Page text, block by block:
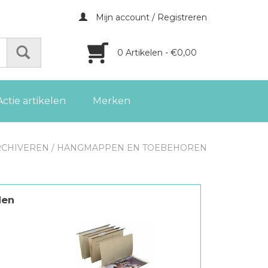
Mijn account / Registreren
0 Artikelen - €0,00
artikelen Merken
/ HANGMAPPEN EN TOEBEHOREN